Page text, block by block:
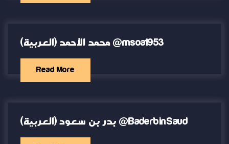
(العربية) محمد الأحمد @msoa1953
Read More
(العربية) بدر بن سعود @BaderbinSaud